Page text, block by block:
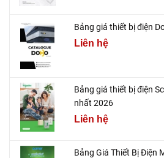
Bảng giá thiết bị điện
Liên hệ
Bảng giá thiết bị điện
nhất 2026
Liên hệ
Bảng Giá Thiết Bị Điện